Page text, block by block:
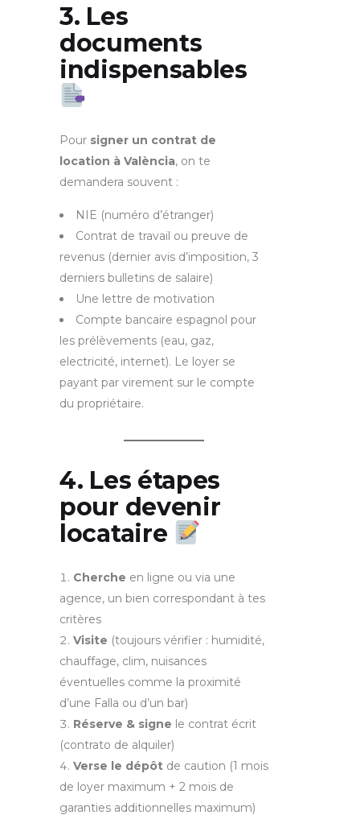
3. Les
documents
indispensables
Pour signer un contrat de
location à València, on te
demandera souvent :
NIE (numéro d’étranger)
Contrat de travail ou preuve de
revenus (dernier avis d’imposition, 3
derniers bulletins de salaire)
Une lettre de motivation
Compte bancaire espagnol pour
les prélèvements (eau, gaz,
electricité, internet). Le loyer se
payant par virement sur le compte
du propriétaire.
4. Les étapes
pour devenir
locataire
Cherche en ligne ou via une
agence, un bien correspondant à tes
critères
Visite (toujours vérifier : humidité,
chauffage, clim, nuisances
éventuelles comme la proximité
d’une Falla ou d’un bar)
Réserve & signe le contrat écrit
(contrato de alquiler)
Verse le dépôt de caution (1 mois
de loyer maximum + 2 mois de
garanties additionnelles maximum)